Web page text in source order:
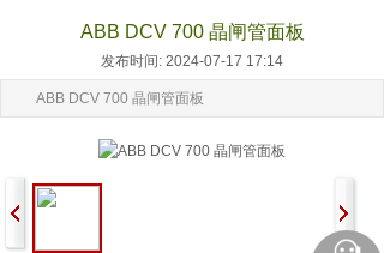
ABB DCV 700 晶闸管面板
发布时间: 2024-07-17 17:14
ABB DCV 700 晶闸管面板